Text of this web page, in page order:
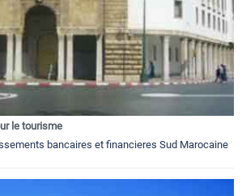
le tourisme
bancaires et financieres Sud Marocaine